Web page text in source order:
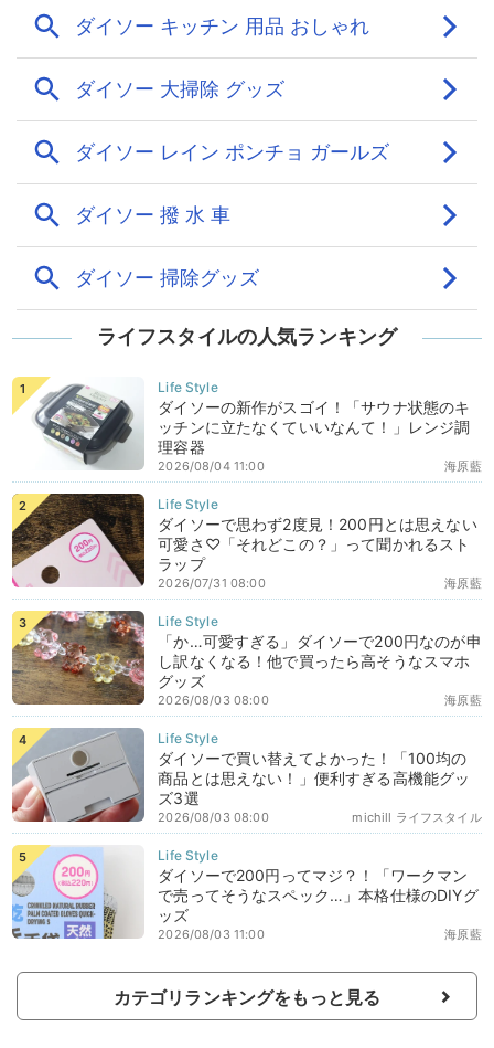
ライフスタイルの人気ランキング
ダイソーの新作がスゴイ！「サウナ状態のキ
ッチンに立たなくていいなんて！」レンジ調
理容器
海原藍
2026/08/04 11:00
ダイソーで思わず2度見！200円とは思えない
可愛さ♡「それどこの？」って聞かれるスト
ラップ
海原藍
2026/07/31 08:00
「か…可愛すぎる」ダイソーで200円なのが申
し訳なくなる！他で買ったら高そうなスマホ
グッズ
海原藍
2026/08/03 08:00
ダイソーで買い替えてよかった！「100均の
商品とは思えない！」便利すぎる高機能グッ
ズ3選
michill ライフスタイル
2026/08/03 08:00
ダイソーで200円ってマジ？！「ワークマン
で売ってそうなスペック…」本格仕様のDIYグ
ッズ
海原藍
2026/08/03 11:00
カテゴリランキングをもっと見る